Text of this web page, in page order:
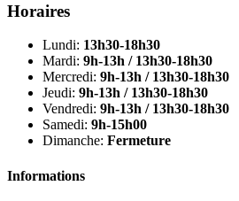
Horaires
Lundi: 13h30-18h30
Mardi: 9h-13h / 13h30-18h30
Mercredi: 9h-13h / 13h30-18h30
Jeudi: 9h-13h / 13h30-18h30
Vendredi: 9h-13h / 13h30-18h30
Samedi: 9h-15h00
Dimanche: Fermeture
Informations